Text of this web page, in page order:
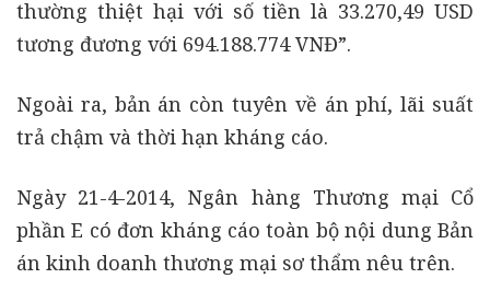
thường thiệt hại với số tiền là 33.270,49 USD
tương đương với 694.188.774 VNĐ”.
Ngoài ra, bản án còn tuyên về án phí, lãi suất
trả chậm và thời hạn kháng cáo.
Ngày 21-4-2014, Ngân hàng Thương mại Cổ
phần E có đơn kháng cáo toàn bộ nội dung Bản
án kinh doanh thương mại sơ thẩm nêu trên.